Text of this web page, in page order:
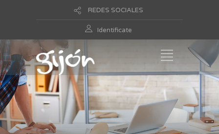
REDES SOCIALES
Identificate